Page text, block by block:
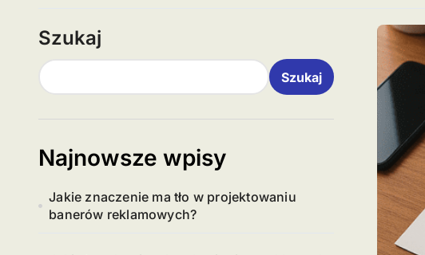
Szukaj
Szukaj
Najnowsze wpisy
Jakie znaczenie ma tło w projektowaniu
banerów reklamowych?